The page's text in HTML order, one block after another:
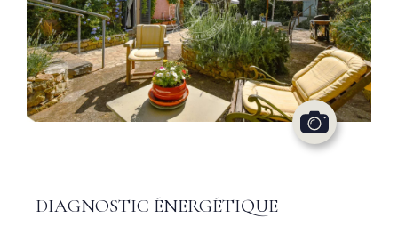
DIAGNOSTIC ÉNERGÉTIQUE